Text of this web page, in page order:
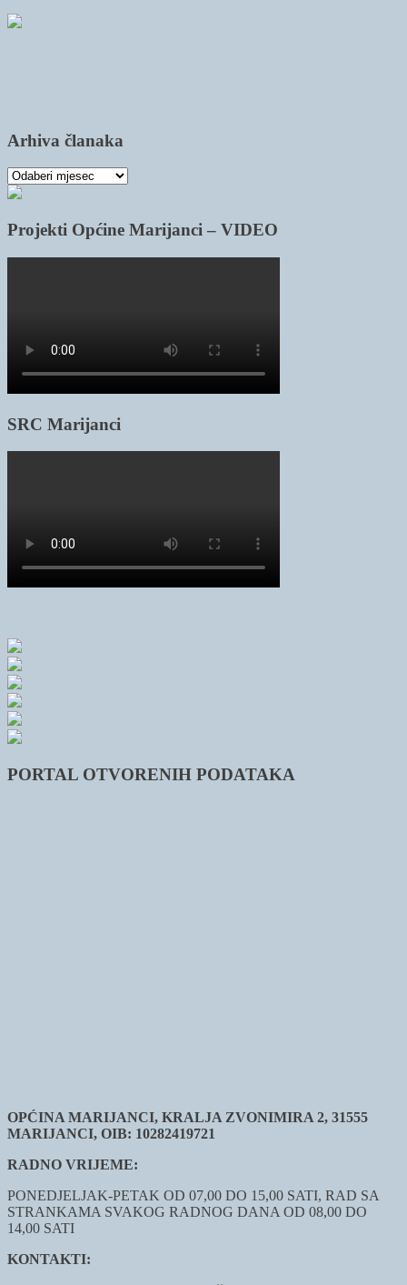
Arhiva članaka
Arhiva
članaka
Projekti Općine Marijanci – VIDEO
SRC Marijanci
PORTAL OTVORENIH PODATAKA
OPĆINA MARIJANCI, KRALJA ZVONIMIRA 2, 31555
MARIJANCI, OIB: 10282419721
RADNO VRIJEME:
PONEDJELJAK-PETAK OD 07,00 DO 15,00 SATI, RAD SA
STRANKAMA SVAKOG RADNOG DANA OD 08,00 DO
14,00 SATI
KONTAKTI: